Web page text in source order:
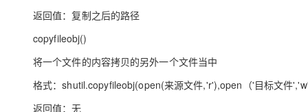
返回值：复制之后的路径
copyfileobj()
将一个文件的内容拷贝的另外一个文件当中
格式：shutil.copyfileobj(open(来源文件,'r'),open（'目标文件
返回值：无